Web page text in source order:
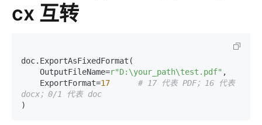
cx 互转
doc.ExportAsFixedFormat(
    OutputFileName=
r"D:\your_path\test.pdf" ,
    ExportFormat=
17
# 17 代表 PDF；16 代表
docx；0/1 代表 doc